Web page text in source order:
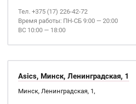
Тел. +375 (17) 226-42-72
Время работы: ПН-СБ 9:00 — 20:00
ВС 10:00 — 18:00
Asics, Минск, Ленинградская, 1
Минск, Ленинградская, 1,